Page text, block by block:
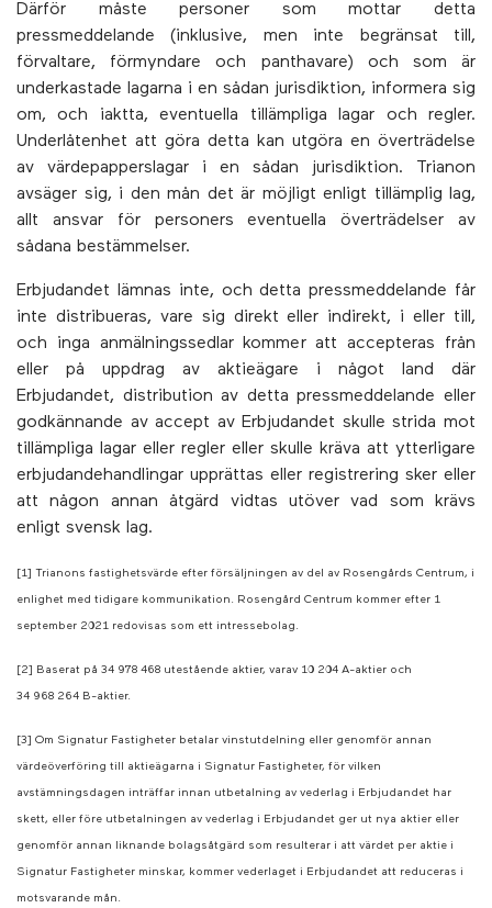
Därför måste personer som mottar detta
pressmeddelande (inklusive, men inte begränsat till,
förvaltare, förmyndare och panthavare) och som är
underkastade lagarna i en sådan jurisdiktion, informera sig
om, och iaktta, eventuella tillämpliga lagar och regler.
Underlåtenhet att göra detta kan utgöra en överträdelse
av värdepapperslagar i en sådan jurisdiktion. Trianon
avsäger sig, i den mån det är möjligt enligt tillämplig lag,
allt ansvar för personers eventuella överträdelser av
sådana bestämmelser.
Erbjudandet lämnas inte, och detta pressmeddelande får
inte distribueras, vare sig direkt eller indirekt, i eller till,
och inga anmälningssedlar kommer att accepteras från
eller på uppdrag av aktieägare i något land där
Erbjudandet, distribution av detta pressmeddelande eller
godkännande av accept av Erbjudandet skulle strida mot
tillämpliga lagar eller regler eller skulle kräva att ytterligare
erbjudandehandlingar upprättas eller registrering sker eller
att någon annan åtgärd vidtas utöver vad som krävs
enligt svensk lag.
[1] Trianons fastighetsvärde efter försäljningen av del av Rosengårds Centrum, i
enlighet med tidigare kommunikation. Rosengård Centrum kommer efter 1
september 2021 redovisas som ett intressebolag.
[2] Baserat på 34 978 468 utestående aktier, varav 10 204 A-aktier och
34 968 264 B-aktier.
[3] Om Signatur Fastigheter betalar vinstutdelning eller genomför annan
värdeöverföring till aktieägarna i Signatur Fastigheter, för vilken
avstämningsdagen inträffar innan utbetalning av vederlag i Erbjudandet har
skett, eller före utbetalningen av vederlag i Erbjudandet ger ut nya aktier eller
genomför annan liknande bolagsåtgärd som resulterar i att värdet per aktie i
Signatur Fastigheter minskar, kommer vederlaget i Erbjudandet att reduceras i
motsvarande mån.